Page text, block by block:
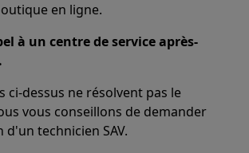
en ligne.
à un centre de service après-
ci-dessus ne résolvent pas le
vous conseillons de demander
technicien SAV.